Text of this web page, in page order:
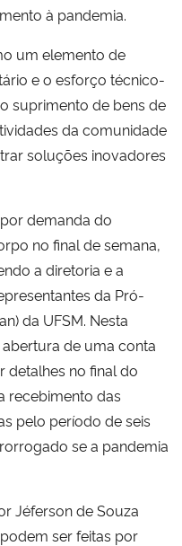
à pandemia.
um elemento de
e o esforço técnico-
suprimento de bens de
da comunidade
soluções inovadores
demanda do
no final de semana,
a diretoria e a
da Pró-
da UFSM. Nesta
de uma conta
detalhes no final do
recebimento das
pelo período de seis
se a pandemia
Jéferson de Souza
ser feitas por